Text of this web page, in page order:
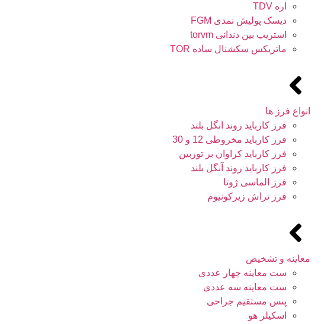
اره TDV
دیسک پولیش نمدی FGM
استریپ بین دندانی torvm
ماتریکس سکشنال ساده TOR
انواع فرز ها
فرز کارباید روند انگل بلند
فرز کارباید مخروطی 12 و 30
فرز کارباید کراوان بر توربین
فرز کارباید روند آنگل بلند
فرز الماسی ژوتا
فرز تراش زیرکونیوم
معاینه و تشخیص
ست معاینه چهار عددی
ست معاینه سه عددی
پنس مستقیم جراحی
اسکیلر هو